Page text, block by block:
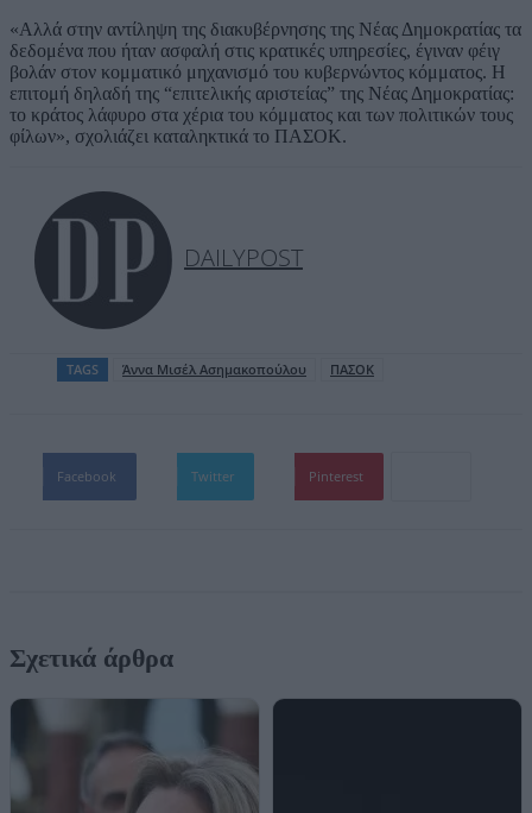
«Αλλά στην αντίληψη της διακυβέρνησης της Νέας Δημοκρατίας τα
δεδομένα που ήταν ασφαλή στις κρατικές υπηρεσίες, έγιναν φέιγ
βολάν στον κομματικό μηχανισμό του κυβερνώντος κόμματος. Η
επιτομή δηλαδή της “επιτελικής αριστείας” της Νέας Δημοκρατίας:
το κράτος λάφυρο στα χέρια του κόμματος και των πολιτικών τους
φίλων», σχολιάζει καταληκτικά το ΠΑΣΟΚ.
DAILYPOST
TAGS Άννα Μισέλ Ασημακοπούλου ΠΑΣΟΚ
Facebook Twitter Pinterest
Σχετικά άρθρα